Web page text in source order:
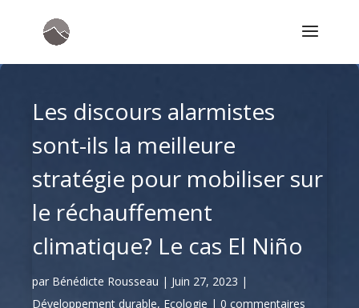
Les discours alarmistes
sont-ils la meilleure
stratégie pour mobiliser sur
le réchauffement
climatique? Le cas El Niño
par Bénédicte Rousseau | Juin 27, 2023 |
Développement durable, Ecologie | 0 commentaires